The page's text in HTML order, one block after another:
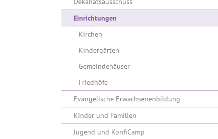
Einrichtungen
Kirchen
Kindergärten
Gemeindehäuser
Friedhöfe
Evangelische Erwachsenenbildung
Kinder und Familien
Jugend und KonfiCamp